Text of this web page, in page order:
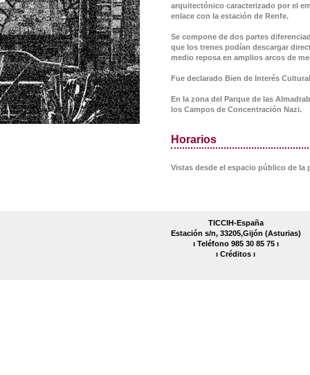
arquitectónico caracterizado por el
enlace con la estación de Renfe.
Se compone de dos partes
que los trenes podían descargar
medio reposa en amplios arcos de
Fue declarado Bien de Interés
En la zona del Parque de las
los Campos de Concentración Nazi.
Horarios
Vistas desde el espacio público de la
TICCIH-España
Estación s/n, 33205,Gijón (Asturias)
ı Teléfono 985 30 85 75 ı
ı Créditos ı